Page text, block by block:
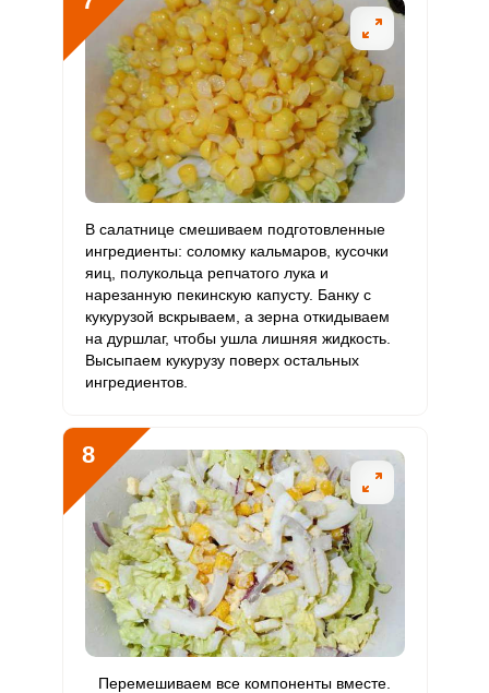
В салатнице смешиваем подготовленные
ингредиенты: соломку кальмаров, кусочки
яиц, полукольца репчатого лука и
нарезанную пекинскую капусту. Банку с
кукурузой вскрываем, а зерна откидываем
на дуршлаг, чтобы ушла лишняя жидкость.
Высыпаем кукурузу поверх остальных
ингредиентов.
8
Перемешиваем все компоненты вместе.